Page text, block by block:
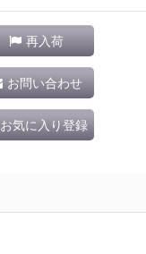
再入荷
お問い合わせ
お気に入り登録